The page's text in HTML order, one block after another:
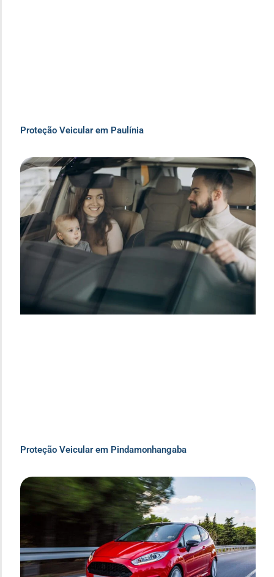
Proteção Veicular em Paulínia
Proteção Veicular em Pindamonhangaba